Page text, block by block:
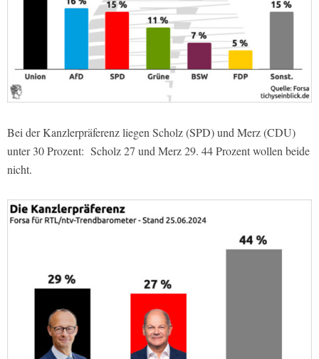
Bei der Kanzlerpräferenz liegen Scholz (SPD) und Merz (CDU)
unter 30 Prozent: Scholz 27 und Merz 29. 44 Prozent wollen beide
nicht.